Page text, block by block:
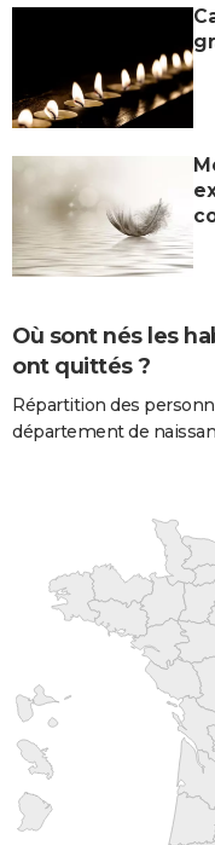
Où sont nés les
ont quittés ?
Répartition des
département de